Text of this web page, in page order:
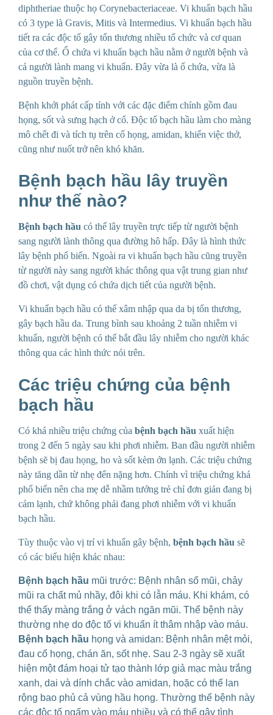
diphtheriae thuộc họ Corynebacteriaceae. Vi khuẩn bạch hầu
có 3 type là Gravis, Mitis và Intermedius. Vi khuẩn bạch hầu
tiết ra các độc tố gây tổn thương nhiều tổ chức và cơ quan
của cơ thể. Ổ chứa vi khuẩn bạch hầu nằm ở người bệnh và
cả người lành mang vi khuẩn. Đây vừa là ổ chứa, vừa là
nguồn truyền bệnh.
Bệnh khởi phát cấp tính với các đặc điểm chính gồm đau
họng, sốt và sưng hạch ở cổ. Độc tố bạch hầu làm cho màng
mô chết đi và tích tụ trên cổ họng, amidan, khiến việc thở,
cũng như nuốt trở nên khó khăn.
Bệnh bạch hầu lây truyền
như thế nào?
Bệnh bạch hầu có thể lây truyền trực tiếp từ người bệnh
sang người lành thông qua đường hô hấp. Đây là hình thức
lây bệnh phổ biến. Ngoài ra vi khuẩn bạch hầu cũng truyền
từ người này sang người khác thông qua vật trung gian như
đồ chơi, vật dụng có chứa dịch tiết của người bệnh.
Vi khuẩn bạch hầu có thể xâm nhập qua da bị tổn thương,
gây bạch hầu da. Trung bình sau khoảng 2 tuần nhiễm vi
khuẩn, người bệnh có thể bắt đầu lây nhiễm cho người khác
thông qua các hình thức nói trên.
Các triệu chứng của bệnh
bạch hầu
Có khá nhiều triệu chứng của bệnh bạch hầu xuất hiện
trong 2 đến 5 ngày sau khi phơi nhiễm. Ban đầu người nhiễm
bệnh sẽ bị đau họng, ho và sốt kèm ớn lạnh. Các triệu chứng
này tăng dần từ nhẹ đến nặng hơn. Chính vì triệu chứng khá
phổ biến nên cha mẹ dễ nhầm tưởng trẻ chỉ đơn giản đang bị
cảm lạnh, chứ không phải đang phơi nhiễm với vi khuẩn
bạch hầu.
Tùy thuộc vào vị trí vi khuẩn gây bệnh, bệnh bạch hầu sẽ
có các biểu hiện khác nhau:
Bệnh bạch hầu mũi trước: Bệnh nhân sổ mũi, chảy
mũi ra chất mủ nhầy, đôi khi có lẫn máu. Khi khám, có
thể thấy màng trắng ở vách ngăn mũi. Thể bệnh này
thường nhẹ do độc tố vi khuẩn ít thâm nhập vào máu.
Bệnh bạch hầu họng và amidan: Bệnh nhân mệt mỏi,
đau cổ họng, chán ăn, sốt nhẹ. Sau 2-3 ngày sẽ xuất
hiện một đám hoại tử tạo thành lớp giả mạc màu trắng
xanh, dai và dính chắc vào amidan, hoặc có thể lan
rộng bao phủ cả vùng hầu họng. Thường thể bệnh này
các độc tố ngấm vào máu nhiều và có thể gây tình